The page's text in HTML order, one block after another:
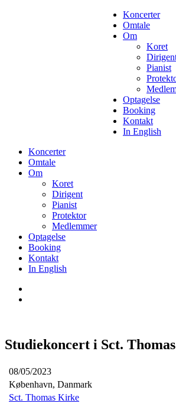
Koncerter
Omtale
Om
Koret
Pianist
Optagelse
Booking
Kontakt
In English
Koncerter
Omtale
Om
Koret
Dirigent
Pianist
Protektor
Medlemmer
Optagelse
Booking
Kontakt
In English
Studiekoncert i Sct.
08/05/2023
København, Danmark
Sct. Thomas Kirke